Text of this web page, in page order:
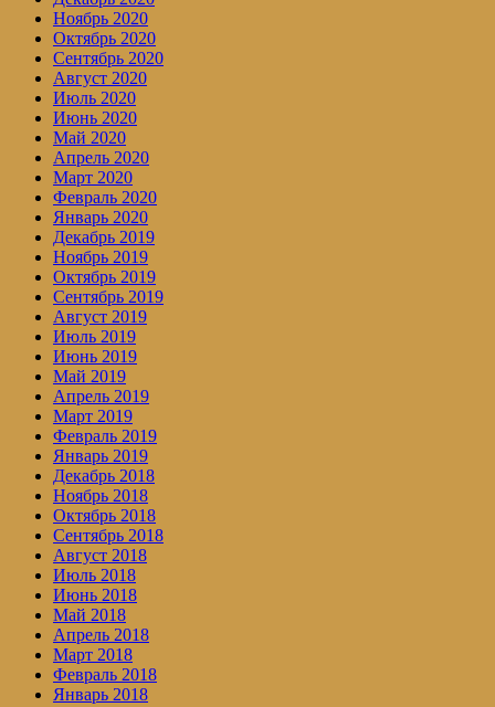
Ноябрь 2020
Октябрь 2020
Сентябрь 2020
Август 2020
Июль 2020
Июнь 2020
Май 2020
Апрель 2020
Март 2020
Февраль 2020
Январь 2020
Декабрь 2019
Ноябрь 2019
Октябрь 2019
Сентябрь 2019
Август 2019
Июль 2019
Июнь 2019
Май 2019
Апрель 2019
Март 2019
Февраль 2019
Январь 2019
Декабрь 2018
Ноябрь 2018
Октябрь 2018
Сентябрь 2018
Август 2018
Июль 2018
Июнь 2018
Май 2018
Апрель 2018
Март 2018
Февраль 2018
Январь 2018